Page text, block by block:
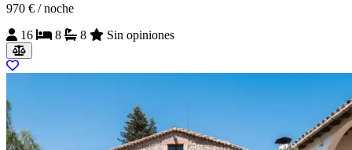
970 € / noche
16
8 8 Sin opiniones